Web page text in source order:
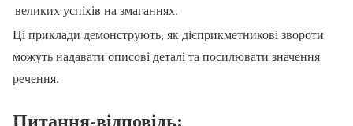
великих успіхів на змаганнях.
Ці приклади демонструють, як дієприкметникові звороти
можуть надавати описові деталі та посилювати значення
речення.
Питання-відповідь: